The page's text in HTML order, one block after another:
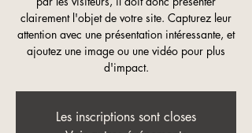
clairement l'objet de votre site. Capturez leur
attention avec une présentation intéressante, et
ajoutez une image ou une vidéo pour plus
d'impact.
Les inscriptions sont closes